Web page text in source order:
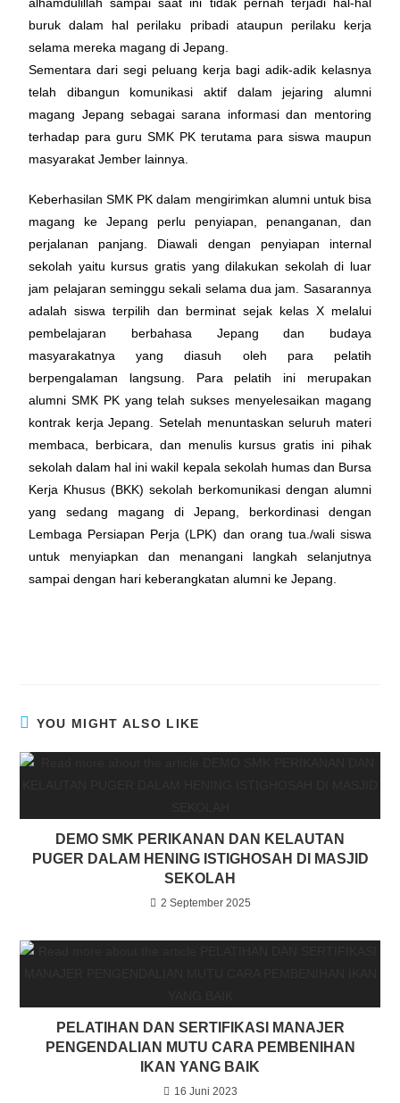
buruk dalam hal perilaku pribadi ataupun perilaku kerja
selama mereka magang di Jepang.
Sementara dari segi peluang kerja bagi adik-adik kelasnya
telah dibangun komunikasi aktif dalam jejaring alumni
magang Jepang sebagai sarana informasi dan mentoring
terhadap para guru SMK PK terutama para siswa maupun
masyarakat Jember lainnya.
Keberhasilan SMK PK dalam mengirimkan alumni untuk bisa
magang ke Jepang perlu penyiapan, penanganan, dan
perjalanan panjang. Diawali dengan penyiapan internal
sekolah yaitu kursus gratis yang dilakukan sekolah di luar
jam pelajaran seminggu sekali selama dua jam. Sasarannya
adalah siswa terpilih dan berminat sejak kelas X melalui
pembelajaran berbahasa Jepang dan budaya
masyarakatnya yang diasuh oleh para pelatih
berpengalaman langsung. Para pelatih ini merupakan
alumni SMK PK yang telah sukses menyelesaikan magang
kontrak kerja Jepang. Setelah menuntaskan seluruh materi
membaca, berbicara, dan menulis kursus gratis ini pihak
sekolah dalam hal ini wakil kepala sekolah humas dan Bursa
Kerja Khusus (BKK) sekolah berkomunikasi dengan alumni
yang sedang magang di Jepang, berkordinasi dengan
Lembaga Persiapan Perja (LPK) dan orang tua./wali siswa
untuk menyiapkan dan menangani langkah selanjutnya
sampai dengan hari keberangkatan alumni ke Jepang.
YOU MIGHT ALSO LIKE
DEMO SMK PERIKANAN DAN KELAUTAN
PUGER DALAM HENING ISTIGHOSAH DI MASJID
SEKOLAH
2 September 2025
PELATIHAN DAN SERTIFIKASI MANAJER
PENGENDALIAN MUTU CARA PEMBENIHAN
IKAN YANG BAIK
16 Juni 2023